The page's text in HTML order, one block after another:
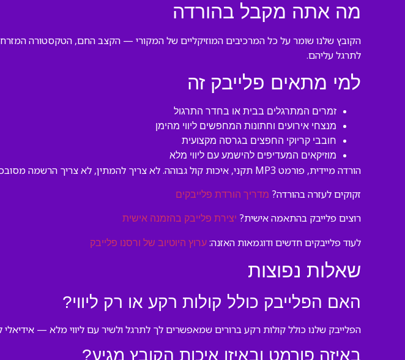
מה אתה מקבל בהורדה
הקובץ שלנו שומר על כל המרכיבים המוזיקליים של המקורי — הקצב החם, הטקסטורה
לתרגל עליהם.
למי מתאים פלייבק זה
זמרים המתרגלים בבית או בחדר התרגול
מנצחי אירועים וחתונות המחפשים ליווי מהימן
חובבי קריוקי החפצים בגרסה מקצועית
מוזיקאים המעדיפים להישמע עם ליווי מלא
הורדה מיידית, פורמט MP3 תקני, איכות קול גבוהה. לא צריך להמתין, לא צריך הרשמה מסובכת — פשוט הורד ותחל לשיר.
זקוקים לעזרה בהורדה? מדריך הורדת פלייבקים
רוצים פלייבק בהתאמה אישית? יצירת פלייבק בהזמנה אישית
לעוד פלייבקים חדשים ודוגמאות האזנה: ערוץ היוטיוב של ורסנו פלייבק
שאלות נפוצות
האם הפלייבק כולל קולות רקע או רק ליווי?
הפלייבק שלנו כולל קולות רקע ברורים שמאפשרים לך לתרגל ולשיר עם ליווי מלא — אידיאלי
באיזה פורמט ובאיזו איכות הקובץ מגיע?